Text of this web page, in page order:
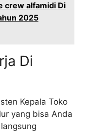
crew alfamidi Di
2025
Di
Kepala Toko
yang bisa Anda